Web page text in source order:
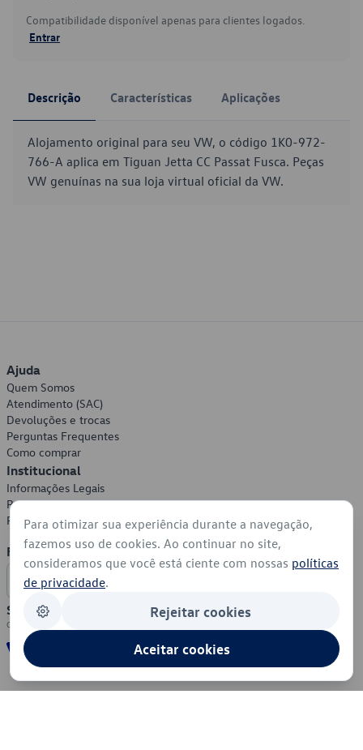
Compatibilidade disponível apenas para clientes logados.
Entrar
Descrição Características Aplicações
Alojamento original para seu VW, o código 1K0-972-
766-A aplica em Tiguan Jetta CC Passat Fusca. Peças
VW genuínas na sua loja virtual oficial da VW.
Ajuda
Quem Somos
Atendimento (SAC)
Devoluções e trocas
Perguntas Frequentes
Como comprar
Institucional
Informações Legais
Política de Privacidade
Política de Cookies
Formas de Pagamento
Segurança
Para otimizar sua experiência durante a navegação,
fazemos uso de cookies. Ao continuar no site,
consideramos que você está ciente com nossas políticas
de privacidade.
Rejeitar cookies
Aceitar cookies